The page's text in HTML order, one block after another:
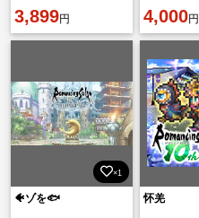
3,899円 4,000円
×1
🐠ゾを🐟 怀羌